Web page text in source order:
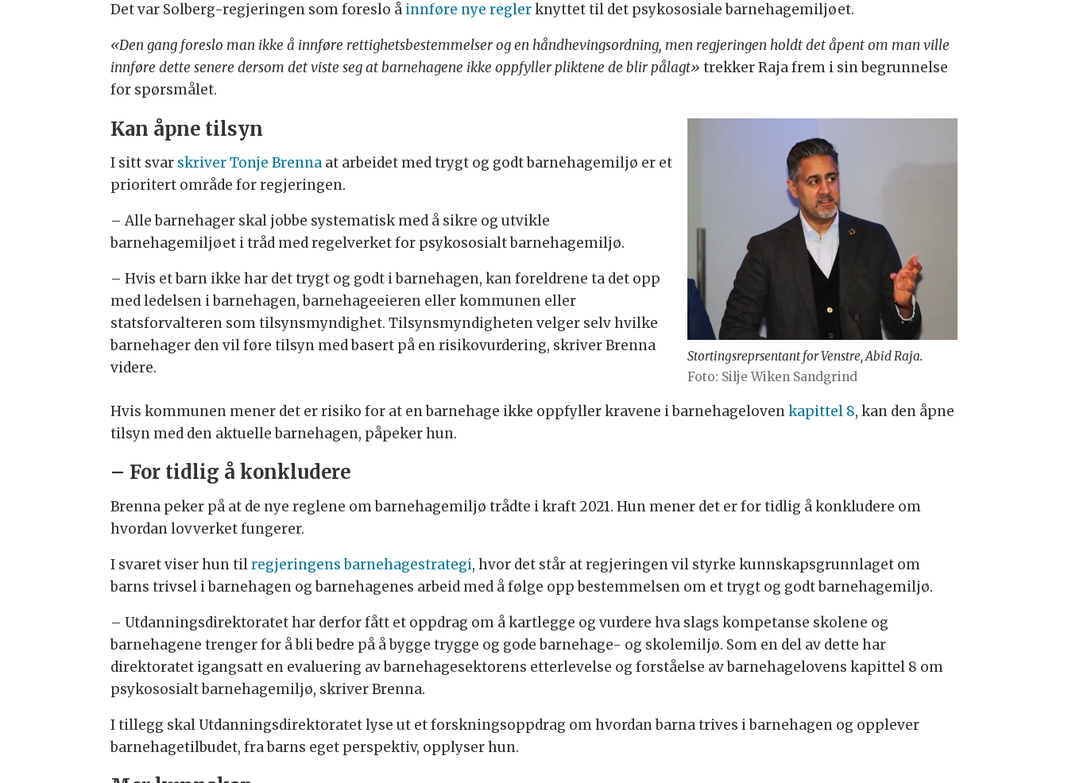
Det var Solberg-regjeringen som foreslo å innføre nye reglerknyttet til det psykososiale barnehagemiljøet.
«Den gang foreslo man ikke å innføre rettighetsbestemmelser og en håndhevingsordning, men regjeringen holdt det åpent om man ville
innføre dette senere dersom det viste seg at barnehagene ikke oppfyller pliktene de blir pålagt» trekker Raja frem i sin begrunnelse
for spørsmålet.
Stortingsreprsentant for Venstre, Abid Raja.
Foto: Silje Wiken Sandgrind
Kan åpne tilsyn
I sitt svar skriver Tonje Brenna at arbeidet med trygt og godt barnehagemiljø er et
prioritert område for regjeringen.
– Alle barnehager skal jobbe systematisk med å sikre og utvikle
barnehagemiljøet i tråd med regelverket for psykososialt barnehagemiljø.
– Hvis et barn ikke har det trygt og godt i barnehagen, kan foreldrene ta det opp
med ledelsen i barnehagen, barnehageeieren eller kommunen eller
statsforvalteren som tilsynsmyndighet. Tilsynsmyndigheten velger selv hvilke
barnehager den vil føre tilsyn med basert på en risikovurdering, skriver Brenna
videre.
Hvis kommunen mener det er risiko for at en barnehage ikke oppfyller kravene i barnehagelovenkapittel 8, kan den åpne
tilsyn med den aktuelle barnehagen, påpeker hun.
– For tidlig å konkludere
Brenna peker på at de nye reglene om barnehagemiljø trådte i kraft 2021. Hun mener det er for tidlig å konkludere om
hvordan lovverket fungerer.
I svaret viser hun tilregjeringens barnehagestrategi, hvor det står at regjeringen vil styrke kunnskapsgrunnlaget om
barns trivsel i barnehagen og barnehagenes arbeid med å følge opp bestemmelsen om et trygt og godt barnehagemiljø.
– Utdanningsdirektoratet har derfor fått et oppdrag om å kartlegge og vurdere hva slags kompetanse skolene og
barnehagene trenger for å bli bedre på å bygge trygge og gode barnehage- og skolemiljø. Som en del av dette har
direktoratet igangsatt en evaluering av barnehagesektorens etterlevelse og forståelse av barnehagelovens kapittel 8 om
psykososialt barnehagemiljø, skriver Brenna.
I tillegg skal Utdanningsdirektoratet lyse ut et forskningsoppdrag om hvordan barna trives i barnehagen og opplever
barnehagetilbudet, fra barns eget perspektiv, opplyser hun.